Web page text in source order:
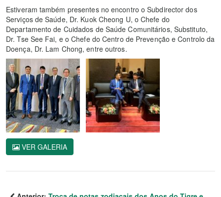
Estiveram também presentes no encontro o Subdirector dos
Serviços de Saúde, Dr. Kuok Cheong U, o Chefe do
Departamento de Cuidados de Saúde Comunitários, Substituto,
Dr. Tse See Fai, e o Chefe do Centro de Prevenção e Controlo da
Doença, Dr. Lam Chong, entre outros.
VER GALERIA